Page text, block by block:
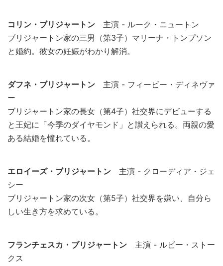
コリン・ブリジャートン 主演 - ルーク・ニュートン
ブリジャートン家の三男（第3子）マリーナ・トンプソン
と婚約。彼女の妊娠がわかり解消。
ダフネ・ブリジャートン 主演 - フィービー・ディネヴァ
ー
ブリジャートン家の長女（第4子）社交界にデビューする
と王妃に「今季のダイヤモンド」と讃えられる。両親の愛
ある結婚を憧れている。
エロイーズ・ブリジャートン 主演 - クローディア・ジェ
シー
ブリジャートン家の次女（第5子）社交界を嫌い、自分ら
しい生き方を求めている。
フランチェスカ・ブリジャートン 主演 - ルビー・ストー
クス